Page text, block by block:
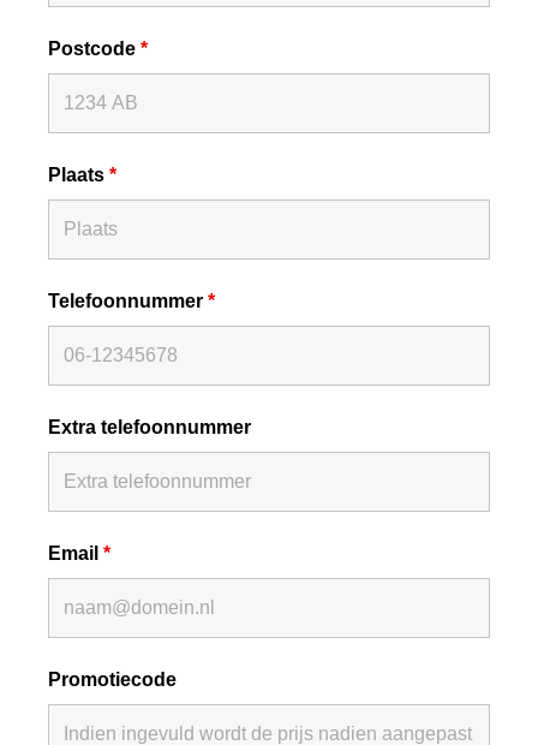
Postcode *
Plaats *
Telefoonnummer *
Extra telefoonnummer
Email *
Promotiecode